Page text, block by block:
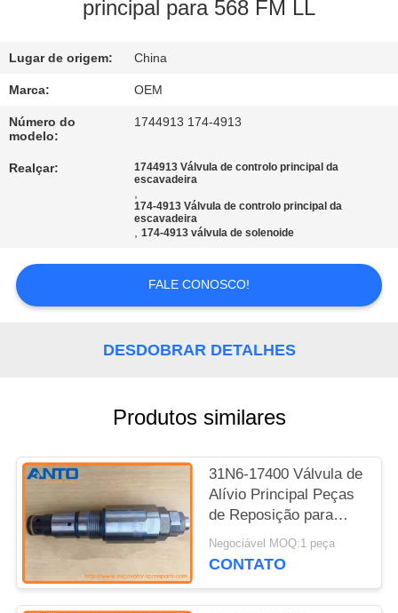
CONTROLE
QUALIDADE
BLOGUE
MAPA
POLÍTICA
PRIVACIDADE
principal para 568 FM LL
Lugar de origem: China
Marca: OEM
Número do
modelo:
1744913 174-4913
Realçar:
1744913 Válvula de controlo principal da
escavadeira
,
174-4913 Válvula de controlo principal da
escavadeira
,174-4913 válvula de solenoide
FALE CONOSCO!
DESDOBRAR DETALHES
Produtos similares
31N6-17400 Válvula de
Alívio Principal Peças
de Reposição para
Escavadeira HYUNDAI
R210LC-7 R220LC-7
Negociável MOQ:1 peça
CONTATO